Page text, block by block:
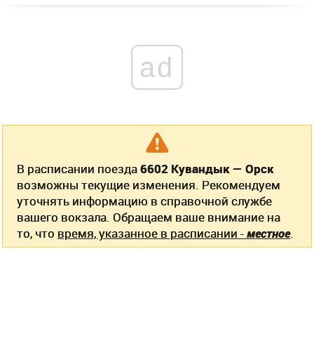
ad
В расписании поезда6602 Кувандык — Орск
возможны текущие изменения. Рекомендуем
уточнять информацию в справочной службе
вашего вокзала. Обращаем ваше внимание на
то, что время, указанное в расписании -местное.